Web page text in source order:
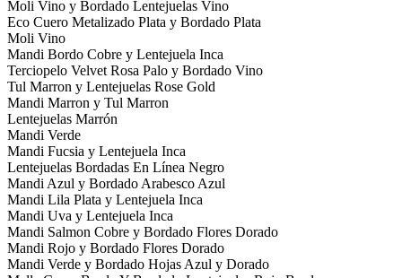
Moli Vino y Bordado Lentejuelas Vino
Eco Cuero Metalizado Plata y Bordado Plata
Moli Vino
Mandi Bordo Cobre y Lentejuela Inca
Terciopelo Velvet Rosa Palo y Bordado Vino
Tul Marron y Lentejuelas Rose Gold
Mandi Marron y Tul Marron
Lentejuelas Marrón
Mandi Verde
Mandi Fucsia y Lentejuela Inca
Lentejuelas Bordadas En Línea Negro
Mandi Azul y Bordado Arabesco Azul
Mandi Lila Plata y Lentejuela Inca
Mandi Uva y Lentejuela Inca
Mandi Salmon Cobre y Bordado Flores Dorado
Mandi Rojo y Bordado Flores Dorado
Mandi Verde y Bordado Hojas Azul y Dorado